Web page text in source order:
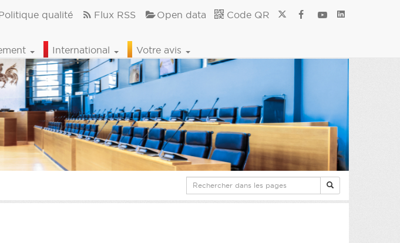
qualité Flux RSS Open data Code QR
International Votre avis